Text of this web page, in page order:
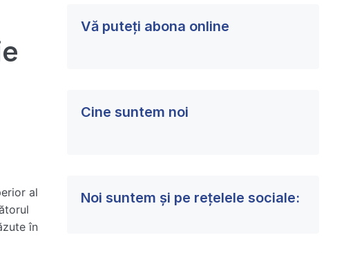
al
în
Vă puteți abona online
Cine suntem noi
Noi suntem și pe rețelele sociale: